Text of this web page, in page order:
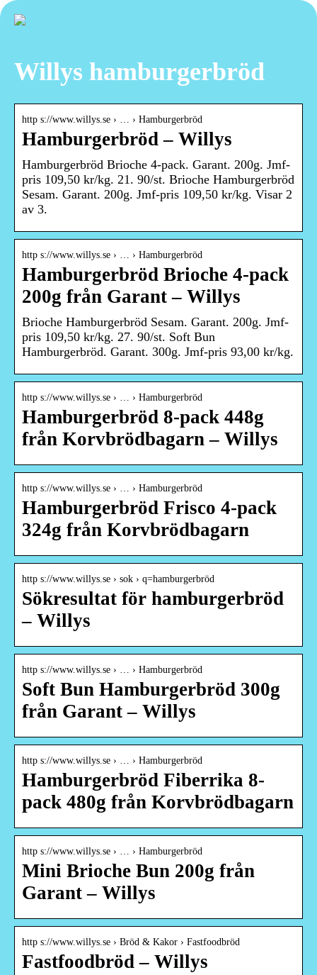
Willys hamburgerbröd
http s://www.willys.se › … › Hamburgerbröd
Hamburgerbröd – Willys
Hamburgerbröd Brioche 4-pack. Garant. 200g. Jmf-
pris 109,50 kr/kg. 21. 90/st. Brioche Hamburgerbröd
Sesam. Garant. 200g. Jmf-pris 109,50 kr/kg. Visar 2
av 3.
http s://www.willys.se › … › Hamburgerbröd
Hamburgerbröd Brioche 4-pack
200g från Garant – Willys
Brioche Hamburgerbröd Sesam. Garant. 200g. Jmf-
pris 109,50 kr/kg. 27. 90/st. Soft Bun
Hamburgerbröd. Garant. 300g. Jmf-pris 93,00 kr/kg.
http s://www.willys.se › … › Hamburgerbröd
Hamburgerbröd 8-pack 448g
från Korvbrödbagarn – Willys
http s://www.willys.se › … › Hamburgerbröd
Hamburgerbröd Frisco 4-pack
324g från Korvbrödbagarn
http s://www.willys.se › sok › q=hamburgerbröd
Sökresultat för hamburgerbröd
– Willys
http s://www.willys.se › … › Hamburgerbröd
Soft Bun Hamburgerbröd 300g
från Garant – Willys
http s://www.willys.se › … › Hamburgerbröd
Hamburgerbröd Fiberrika 8-
pack 480g från Korvbrödbagarn
http s://www.willys.se › … › Hamburgerbröd
Mini Brioche Bun 200g från
Garant – Willys
http s://www.willys.se › Bröd & Kakor › Fastfoodbröd
Fastfoodbröd – Willys